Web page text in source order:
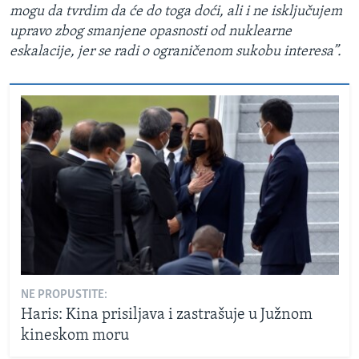
mogu da tvrdim da će do toga doći, ali i ne isključujem
upravo zbog smanjene opasnosti od nuklearne
eskalacije, jer se radi o ograničenom sukobu interesa”.
NE PROPUSTITE:
Haris: Kina prisiljava i zastrašuje u Južnom
kineskom moru